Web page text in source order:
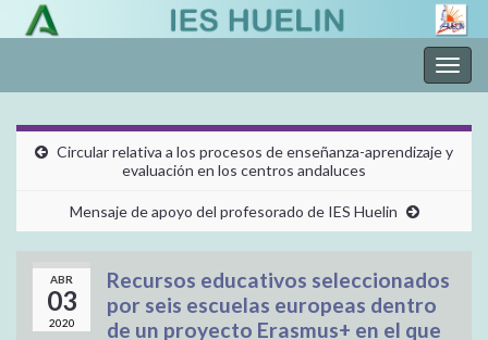
la
Circular relativa a los procesos de enseñanza-aprendizaje y
evaluación en los centros andaluces
Mensaje de apoyo del profesorado de IES Huelin
ABR
03
2020
Recursos educativos seleccionados
por seis escuelas europeas dentro
de un proyecto Erasmus+ en el que